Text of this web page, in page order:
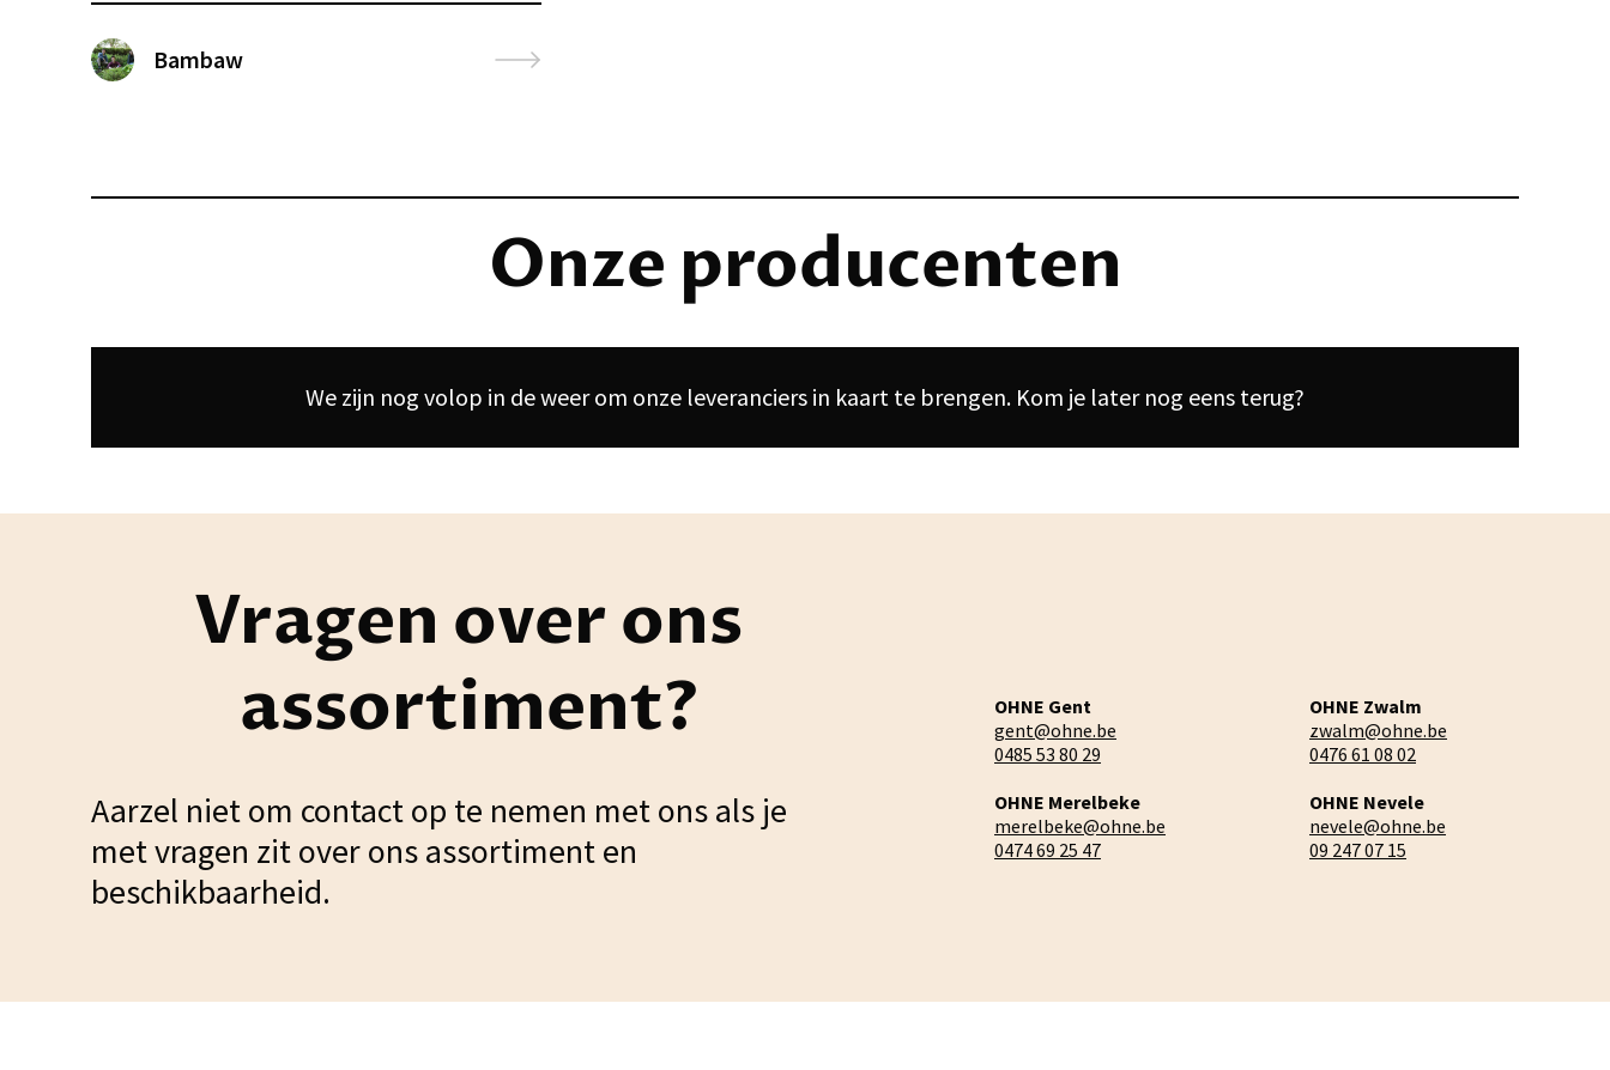
Bambaw
Onze producenten
We zijn nog volop in de weer om onze leveranciers in kaart te brengen. Kom je later nog eens terug?
Vragen over ons
assortiment?
Aarzel niet om contact op te nemen met ons als je
met vragen zit over ons assortiment en
beschikbaarheid.
OHNE Gent
gent@ohne.be
0485 53 80 29
OHNE Merelbeke
merelbeke@ohne.be
0474 69 25 47
OHNE Zwalm
zwalm@ohne.be
0476 61 08 02
OHNE Nevele
nevele@ohne.be
09 247 07 15